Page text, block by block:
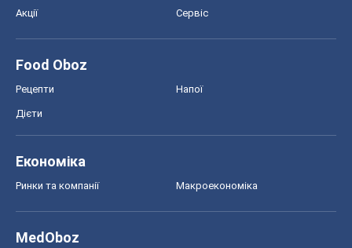
Акції Сервіс
Food Oboz
Рецепти Напої
Дієти
Економіка
Ринки та компанії Макроекономіка
MedOboz